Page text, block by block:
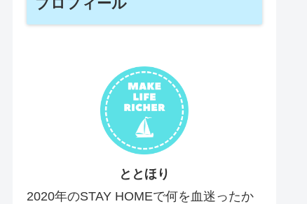
ととほり
2020年のSTAY HOMEで何を血迷ったか